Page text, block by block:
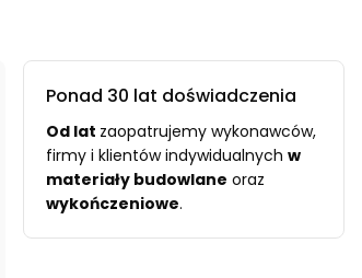
Ponad 30 lat doświadczenia
Od lat zaopatrujemy wykonawców,
firmy i klientów indywidualnych w
materiały budowlane oraz
wykończeniowe.